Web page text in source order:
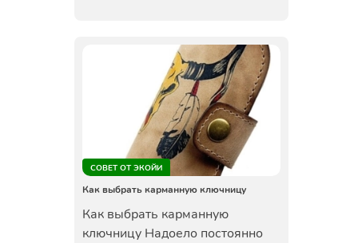
СОВЕТ ОТ ЭКОЙИ
Как выбрать карманную ключницу
Как выбрать карманную
ключницу Надоело постоянно